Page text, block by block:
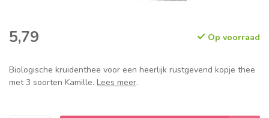
5,79 Op voorraad
Biologische kruidenthee voor een heerlijk rustgevend kopje thee
met 3 soorten Kamille. Lees meer.